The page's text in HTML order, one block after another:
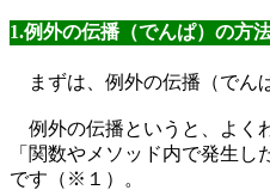
1.例外の伝播（でんぱ）の方
まずは、例外の伝播（でん
例外の伝播というと、よく
「関数やメソッド内で発生
です（※１）。